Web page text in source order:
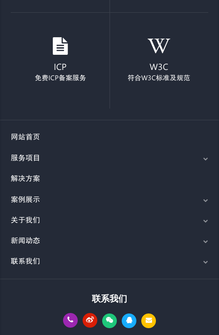
ICP
免费ICP备案服务
W3C
符合W3C标准及规范
网站首页
服务项目
解决方案
案例展示
关于我们
新闻动态
联系我们
联系我们